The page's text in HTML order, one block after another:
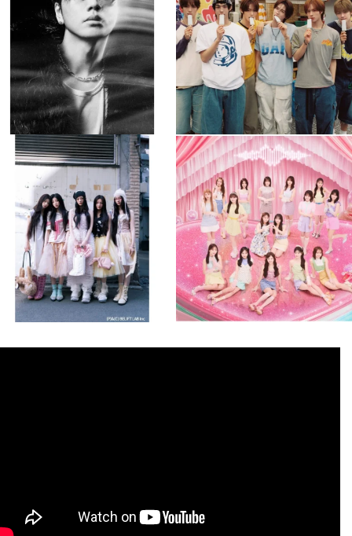
8月 4
397 0
8月 4
6 0
musicjapantv
💡8月特番放送決定！
8月 4
2 0
musicjapantv
💡8月特番放送決定！
...
8月 4
2 0